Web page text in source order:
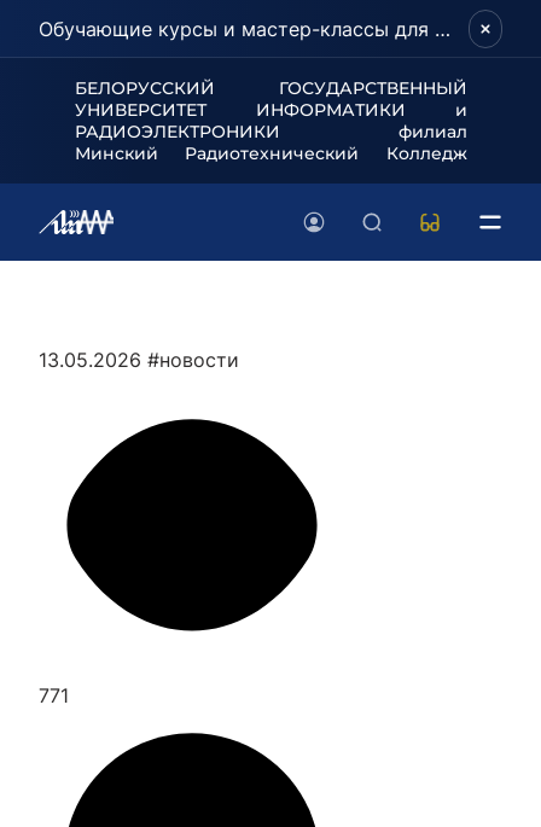
Обучающие курсы и мастер-классы для школьников и абитуриентов!
БЕЛОРУССКИЙ ГОСУДАРСТВЕННЫЙ
УНИВЕРСИТЕТ ИНФОРМАТИКИ и
РАДИОЭЛЕКТРОНИКИ филиал
Минский Радиотехнический Колледж
13.05.2026 #новости
771